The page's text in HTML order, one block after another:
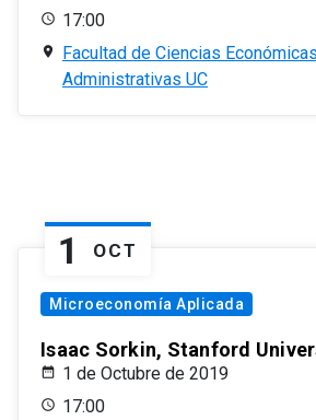
17:00
Facultad de Ciencias
Administrativas UC
1 OCT
Microeconomía Aplicada
Isaac Sorkin, Stanford
1 de Octubre de 2019
17:00